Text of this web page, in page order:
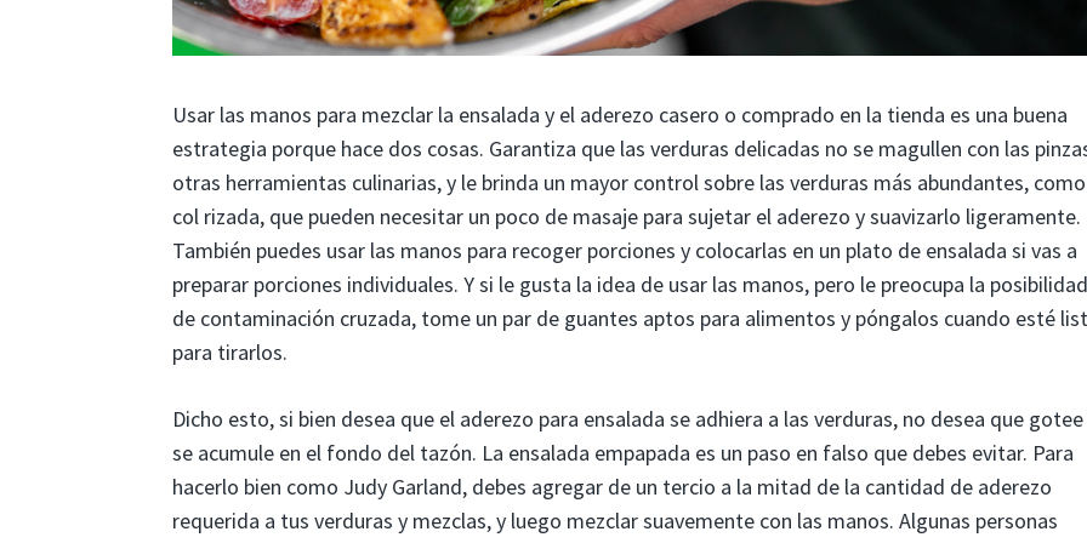
Usar las manos para mezclar la ensalada y el aderezo casero o comprado en la tienda es una buena
estrategia porque hace dos cosas. Garantiza que las verduras delicadas no se magullen con las
otras herramientas culinarias, y le brinda un mayor control sobre las verduras más abundantes,
col rizada, que pueden necesitar un poco de masaje para sujetar el aderezo y suavizarlo ligeramente.
También puedes usar las manos para recoger porciones y colocarlas en un plato de ensalada si vas a
preparar porciones individuales. Y si le gusta la idea de usar las manos, pero le preocupa la posibilidad
de contaminación cruzada, tome un par de guantes aptos para alimentos y póngalos cuando esté
para tirarlos.
Dicho esto, si bien desea que el aderezo para ensalada se adhiera a las verduras, no desea que
se acumule en el fondo del tazón. La ensalada empapada es un paso en falso que debes evitar. Para
hacerlo bien como Judy Garland, debes agregar de un tercio a la mitad de la cantidad de aderezo
requerida a tus verduras y mezclas, y luego mezclar suavemente con las manos. Algunas personas